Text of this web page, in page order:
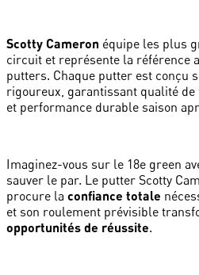
Scotty Cameron équipe les plus
circuit et représente la référence
putters. Chaque putter est conçu
rigoureux, garantissant qualité
et performance durable saison
Imaginez-vous sur le 18e green
sauver le par. Le putter Scotty
procure la confiance totale
et son roulement prévisible
opportunités de réussite.